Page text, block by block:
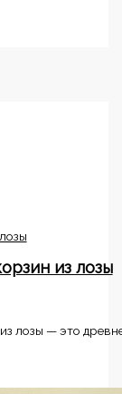
из лозы
лозы — это